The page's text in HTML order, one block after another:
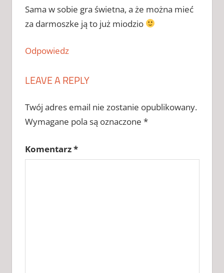
CRACK
MONSTER
WILDS
2026
MONSTER
WILDS
CHOMIKUJ
CRACK
MONSTER
HUNTER
Sama w sobie gra świetna, a że można mieć
za darmoszke ją to już miodzio
Odpowiedz
LEAVE A REPLY
Twój adres email nie zostanie opublikowany.
Wymagane pola są oznaczone *
Komentarz*